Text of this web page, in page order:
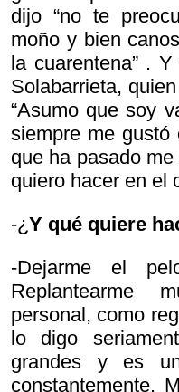
dijo “no te
moño y bien
la cuarentena” .
Solabarrieta,
“Asumo que soy
siempre me
que ha pasado
quiero hacer en el
-¿Y qué quiere
-Dejarme el
Replantearme
personal, como
lo digo
grandes y es
constantemente.